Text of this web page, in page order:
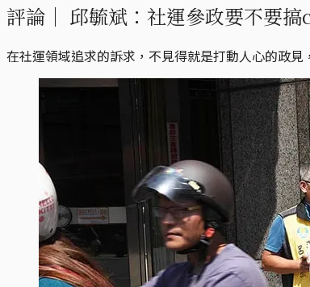
評論｜ 邱毓斌：社運參政要不要
在社運領域追求的訴求，不見得就是打動人心的政